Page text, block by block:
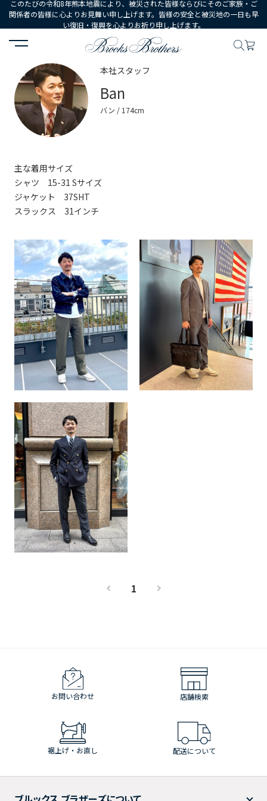
このたびの令和8年熊本地震により、被災された皆様ならびにそのご家族・ご
関係者の皆様に心よりお見舞い申し上げます。皆様の安全と被災地の一日も早
い復旧・復興を心よりお祈り申し上げます。
HOME コーディネート スタッフ詳細
本社スタッフ
Ban
バン / 174cm
主な着用サイズ
シャツ 15-31 Sサイズ
ジャケット 37SHT
スラックス 31インチ
1
お問い合わせ 店舗検索
裾上げ・お直し 配送について